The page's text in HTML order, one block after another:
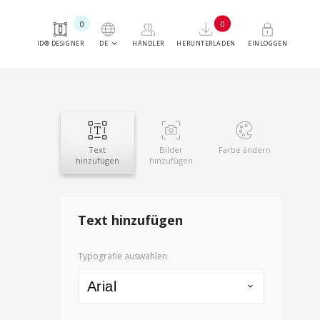
ID® DESIGNER
0
DE keyboard_arrow_down HÄNDLER HERUNTERLADEN
0
EINLOGGEN
Text
hinzufügen
Bilder
hinzufügen
Farbe ändern
Text hinzufügen
Typografie auswählen
Arial keyboard_arrow_down